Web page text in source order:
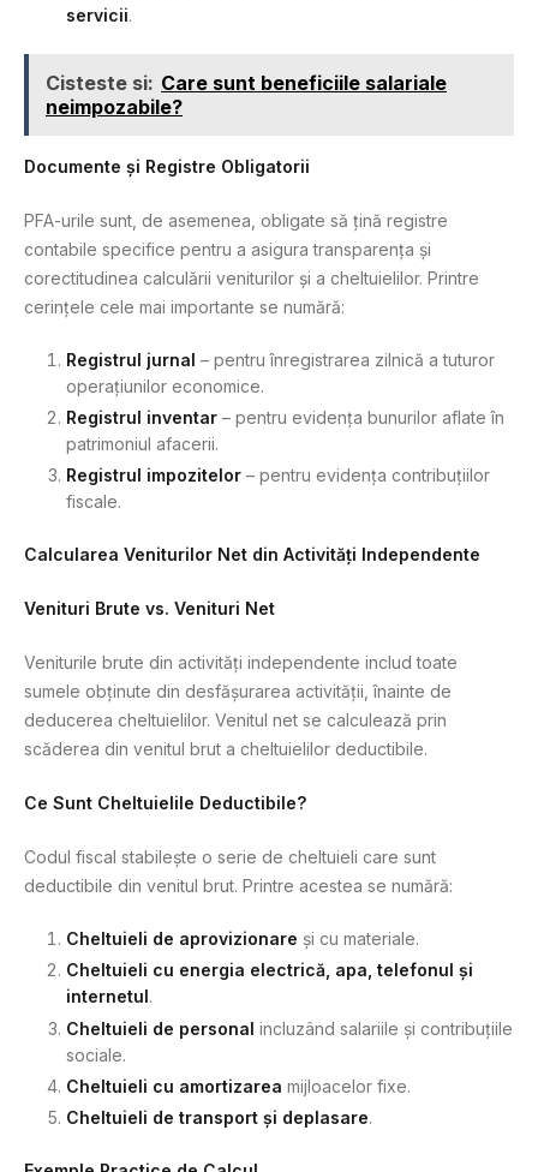
servicii.
Cisteste si: Care sunt beneficiile salariale
neimpozabile?
Documente și Registre Obligatorii
PFA-urile sunt, de asemenea, obligate să țină registre
contabile specifice pentru a asigura transparența și
corectitudinea calculării veniturilor și a cheltuielilor. Printre
cerințele cele mai importante se numără:
Registrul jurnal – pentru înregistrarea zilnică a tuturor
operațiunilor economice.
Registrul inventar – pentru evidența bunurilor aflate în
patrimoniul afacerii.
Registrul impozitelor – pentru evidența contribuțiilor
fiscale.
Calcularea Veniturilor Net din Activități Independente
Venituri Brute vs. Venituri Net
Veniturile brute din activități independente includ toate
sumele obținute din desfășurarea activității, înainte de
deducerea cheltuielilor. Venitul net se calculează prin
scăderea din venitul brut a cheltuielilor deductibile.
Ce Sunt Cheltuielile Deductibile?
Codul fiscal stabilește o serie de cheltuieli care sunt
deductibile din venitul brut. Printre acestea se numără:
Cheltuieli de aprovizionare și cu materiale.
Cheltuieli cu energia electrică, apa, telefonul și
internetul.
Cheltuieli de personal incluzând salariile și contribuțiile
sociale.
Cheltuieli cu amortizarea mijloacelor fixe.
Cheltuieli de transport și deplasare.